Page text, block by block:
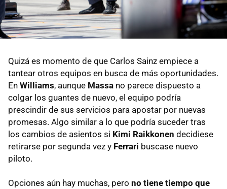
Quizá es momento de que Carlos Sainz empiece a
tantear otros equipos en busca de más oportunidades.
En Williams, aunque Massa no parece dispuesto a
colgar los guantes de nuevo, el equipo podría
prescindir de sus servicios para apostar por nuevas
promesas. Algo similar a lo que podría suceder tras
los cambios de asientos si Kimi Raikkonen decidiese
retirarse por segunda vez y Ferrari buscase nuevo
piloto.
Opciones aún hay muchas, pero no tiene tiempo que